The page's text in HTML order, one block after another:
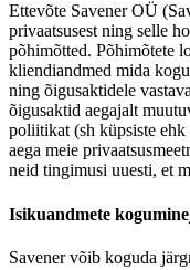
Ettevõte Savener OÜ
privaatsusest ning selle
põhimõtted. Põhimõtete
kliendiandmed mida
ning õigusaktidele
õigusaktid aegajalt
poliitikat (sh küpsiste ehk
aega meie
neid tingimusi uuesti, et
Isikuandmete
Savener võib koguda